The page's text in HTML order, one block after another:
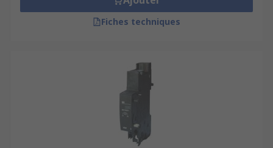
Fiches techniques